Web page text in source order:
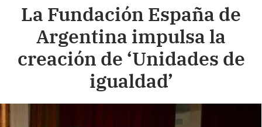
La Fundación España de
Argentina impulsa la
creación de ‘Unidades de
igualdad’